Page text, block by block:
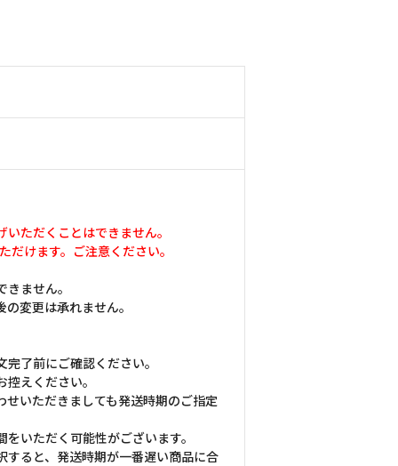
ただくことはできません。
けます。ご注意ください。
ません。
変更は承れません。
了前にご確認ください。
えください。
いただきましても発送時期のご指定
いただく可能性がございます。
ると、発送時期が一番遅い商品に合